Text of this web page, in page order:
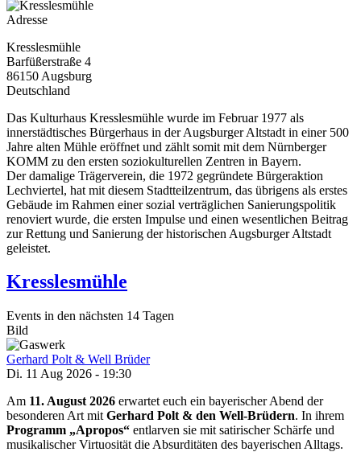
Adresse
Kresslesmühle
Barfüßerstraße 4
86150 Augsburg
Deutschland
Das Kulturhaus Kresslesmühle wurde im Februar 1977 als
innerstädtisches Bürgerhaus in der Augsburger Altstadt in einer 500
Jahre alten Mühle eröffnet und zählt somit mit dem Nürnberger
KOMM zu den ersten soziokulturellen Zentren in Bayern.
Der damalige Trägerverein, die 1972 gegründete Bürgeraktion
Lechviertel, hat mit diesem Stadtteilzentrum, das übrigens als erstes
Gebäude im Rahmen einer sozial verträglichen Sanierungspolitik
renoviert wurde, die ersten Impulse und einen wesentlichen Beitrag
zur Rettung und Sanierung der historischen Augsburger Altstadt
geleistet.
Kresslesmühle
Events in den nächsten 14 Tagen
Bild
Gerhard Polt & Well Brüder
Di. 11 Aug 2026 - 19:30
Am 11. August 2026 erwartet euch ein bayerischer Abend der
besonderen Art mit Gerhard Polt & den Well-Brüdern. In ihrem
Programm „Apropos“ entlarven sie mit satirischer Schärfe und
musikalischer Virtuosität die Absurditäten des bayerischen Alltags.